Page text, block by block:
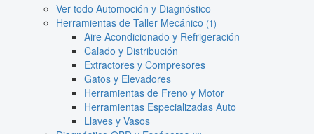
Ver todo Automoción y Diagnóstico
Herramientas de Taller Mecánico (1)
Aire Acondicionado y Refrigeración
Calado y Distribución
Extractores y Compresores
Gatos y Elevadores
Herramientas de Freno y Motor
Herramientas Especializadas Auto
Llaves y Vasos